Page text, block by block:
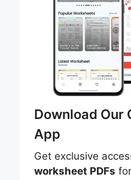
Download Our
App
Get exclusive
worksheet PDFs